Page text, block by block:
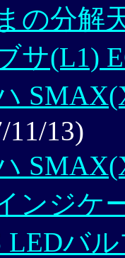
の分解
サ(L1)
11/13)
ンジケ
LEDバ